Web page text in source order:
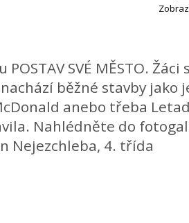
SVÉ MĚSTO. Žáci
běžné stavby jako
anebo třeba
Nahlédněte do
Nejezchleba, 4. třída